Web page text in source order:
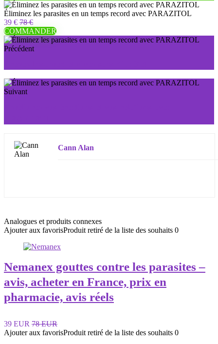
Éliminez les parasites en un temps record avec PARAZITOL
39 € 78 €
COMMANDER
Précédent
Suivant
Cann Alan
Analogues et produits connexes
Ajouter aux favorisProduit retiré de la liste des souhaits 0
Nemanex gouttes contre les parasites –
avis, acheter en France, prix en
pharmacie, avis réels
39 EUR 78 EUR
Ajouter aux favorisProduit retiré de la liste des souhaits 0